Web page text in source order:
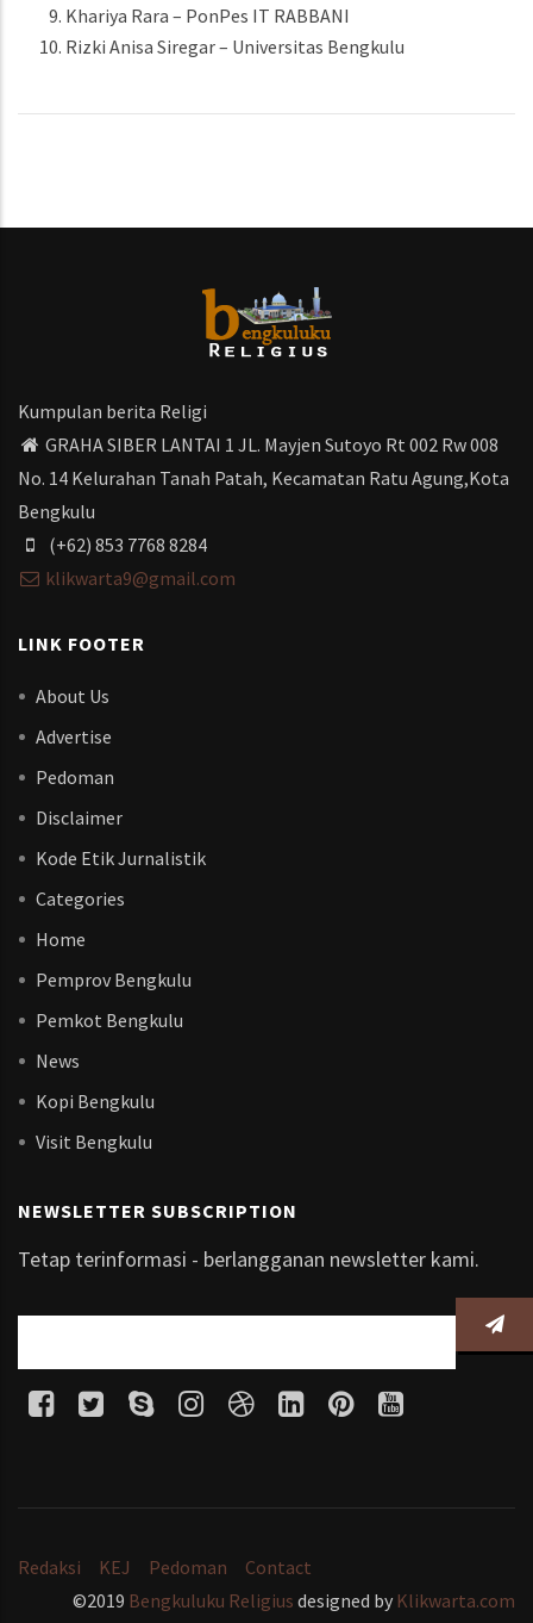
Khariya Rara – PonPes IT RABBANI
Rizki Anisa Siregar – Universitas Bengkulu
Kumpulan berita Religi
GRAHA SIBER LANTAI 1 JL. Mayjen Sutoyo Rt 002 Rw 008
No. 14 Kelurahan Tanah Patah, Kecamatan Ratu Agung,Kota
Bengkulu
(+62) 853 7768 8284
klikwarta9@gmail.com
LINK FOOTER
About Us
Advertise
Pedoman
Disclaimer
Kode Etik Jurnalistik
Categories
Home
Pemprov Bengkulu
Pemkot Bengkulu
News
Kopi Bengkulu
Visit Bengkulu
NEWSLETTER SUBSCRIPTION
Tetap terinformasi - berlangganan newsletter kami.
Redaksi KEJ Pedoman
Contact
©2019 Bengkuluku Religius designed by Klikwarta.com